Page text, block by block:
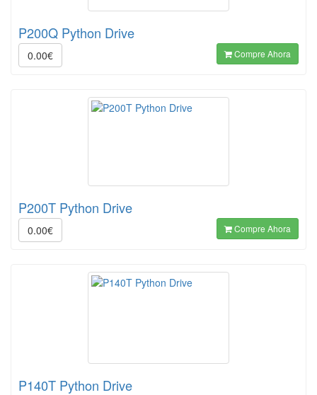
P200Q Python Drive
0.00€ Compre Ahora
P200T Python Drive
0.00€ Compre Ahora
P140T Python Drive